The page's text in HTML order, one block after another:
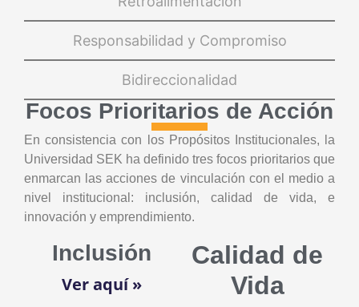
Responsabilidad y Compromiso
Bidireccionalidad
Focos Prioritarios de Acción
En consistencia con los Propósitos Institucionales, la
Universidad SEK ha definido tres focos prioritarios que
enmarcan las acciones de vinculación con el medio a
nivel institucional: inclusión, calidad de vida, e
innovación y emprendimiento.
Inclusión
Ver aquí »
Calidad de
Vida